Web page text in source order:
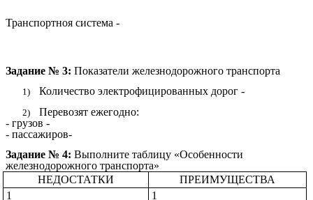
Транспортноя система -
Задание № 3: Показатели железнодорожного транспорта
Количество электрофицированных дорог -
Перевозят ежегодно:
- грузов -
- пассажиров-
Задание № 4: Выполните таблицу «Особенности
железнодорожного транспорта»
НЕДОСТАТКИ
ПРЕИМУЩЕСТВА
1
1